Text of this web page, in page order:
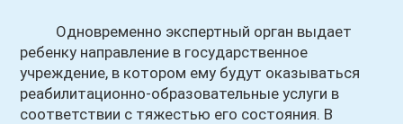
Одновременно экспертный орган выдает
ребенку направление в государственное
учреждение, в котором ему будут оказываться
реабилитационно-образовательные услуги в
соответствии с тяжестью его состояния. В